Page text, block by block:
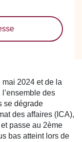
mai 2024 et de la
des
se dégrade
des affaires (ICA),
passe au 2ème
bas atteint lors de